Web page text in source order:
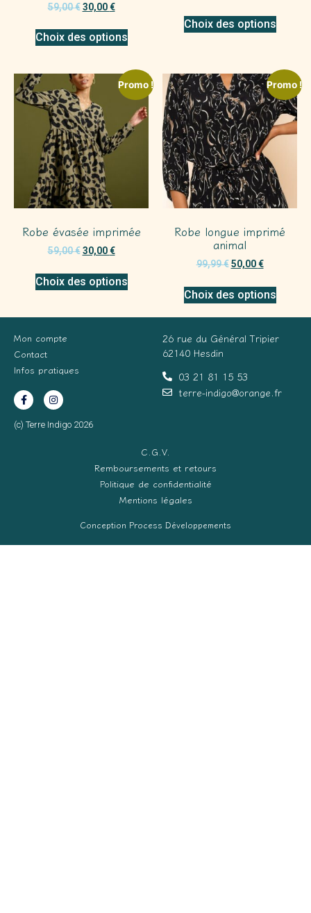
59,00€ 30,00€
Choix des options
Choix des options
Promo !
Robe évasée imprimée
59,00€ 30,00€
Choix des options
Promo !
Robe longue imprimé
animal
99,99€ 50,00€
Choix des options
Mon compte
Contact
Infos pratiques
(c) Terre Indigo 2026
26 rue du Général Tripier
62140 Hesdin
03 21 81 15 53
terre-indigo@orange.fr
C.G.V.
Remboursements et retours
Politique de confidentialité
Mentions légales
Conception Process Développements